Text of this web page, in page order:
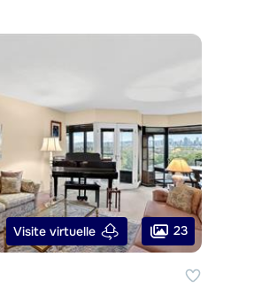
Visite virtuelle 23